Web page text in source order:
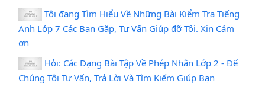
Tôi đang Tìm Hiểu Về Những Bài Kiểm Tra Tiếng
Anh Lớp 7 Các Bạn Gặp, Tư Vấn Giúp đỡ Tôi. Xin Cảm
ơn
Hỏi: Các Dạng Bài Tập Về Phép Nhân Lớp 2 - Để
Chúng Tôi Tư Vấn, Trả Lời Và Tìm Kiếm Giúp Bạn